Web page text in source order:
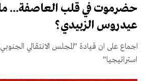
حضرموت في قلب العاصفة...
عيدروس الزبيدي؟
اجماع على ان قيادة "المجلس الانتقالي
استراتيجيا"